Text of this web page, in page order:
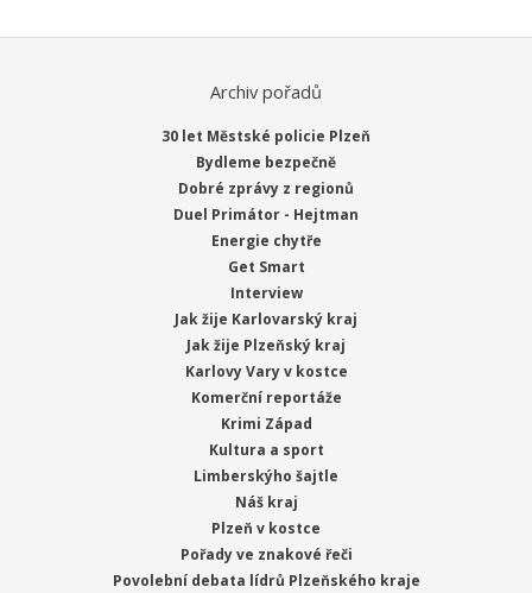
Archiv pořadů
30 let Městské policie Plzeň
Bydleme bezpečně
Dobré zprávy z regionů
Duel Primátor - Hejtman
Energie chytře
Get Smart
Interview
Jak žije Karlovarský kraj
Jak žije Plzeňský kraj
Karlovy Vary v kostce
Komerční reportáže
Krimi Západ
Kultura a sport
Limberskýho šajtle
Náš kraj
Plzeň v kostce
Pořady ve znakové řeči
Povolební debata lídrů Plzeňského kraje